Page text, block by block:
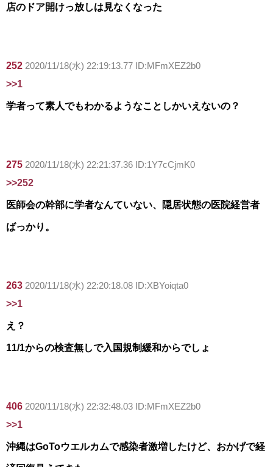
店のドア開けっ放しは見なくなった
252 2020/11/18(水) 22:19:13.77 ID:MFmXEZ2b0
>>1
学者って素人でもわかるようなことしかいえないの？
275 2020/11/18(水) 22:21:37.36 ID:1Y7cCjmK0
>>252
医師会の幹部に学者なんていない、隠居状態の医院経営者
ばっかり。
263 2020/11/18(水) 22:20:18.08 ID:XBYoiqta0
>>1
え？
11/1からの検査無しで入国規制緩和からでしょ
406 2020/11/18(水) 22:32:48.03 ID:MFmXEZ2b0
>>1
沖縄はGoToウエルカムで感染者激増したけど、おかげで経